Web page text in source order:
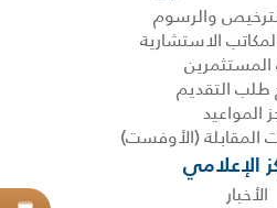
والرسوم
الاستشارية
المستثمرين
طلب التقديم
المواعيد
المقابلة (الأوفست)
الإعلامي
الأخبار